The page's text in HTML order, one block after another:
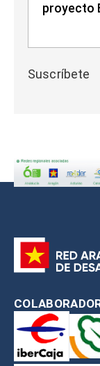
proyecto
Suscríbete